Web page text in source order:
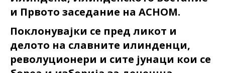
и Првото заседание на АСНОМ.
Поклонувајки се пред ликот и
делото на славните илинденци,
револуционери и сите јунаци кои се